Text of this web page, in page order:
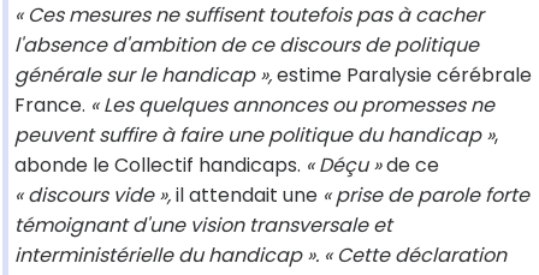
« Ces mesures ne suffisent toutefois pas à cacher
l'absence d'ambition de ce discours de politique
générale sur le handicap »,estime Paralysie cérébrale
France. « Les quelques annonces ou promesses ne
peuvent suffire à faire une politique du handicap »,
abonde le Collectif handicaps. « Déçu »de ce
« discours vide »,il attendait une « prise de parole forte
témoignant d'une vision transversale et
interministérielle du handicap ». « Cette déclaration